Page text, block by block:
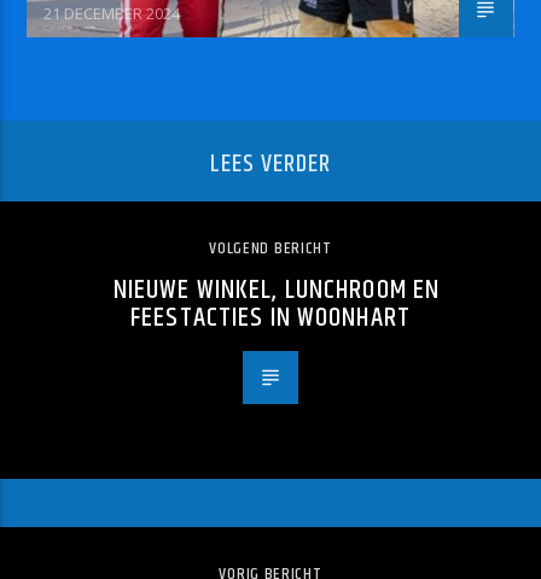
21 DECEMBER 2024
LEES VERDER
VOLGEND BERICHT
NIEUWE WINKEL, LUNCHROOM EN
FEESTACTIES IN WOONHART